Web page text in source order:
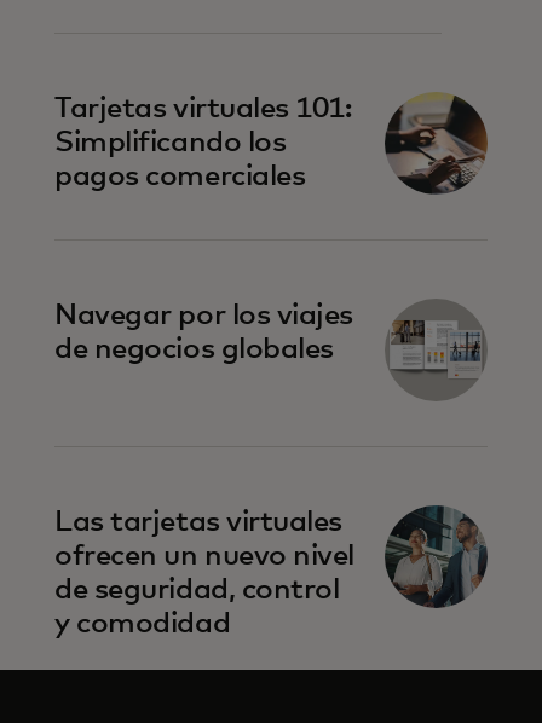
Tarjetas virtuales 101:
Simplificando los
pagos comerciales
Navegar por los viajes
de negocios globales
Las tarjetas virtuales
ofrecen un nuevo nivel
de seguridad, control
y comodidad